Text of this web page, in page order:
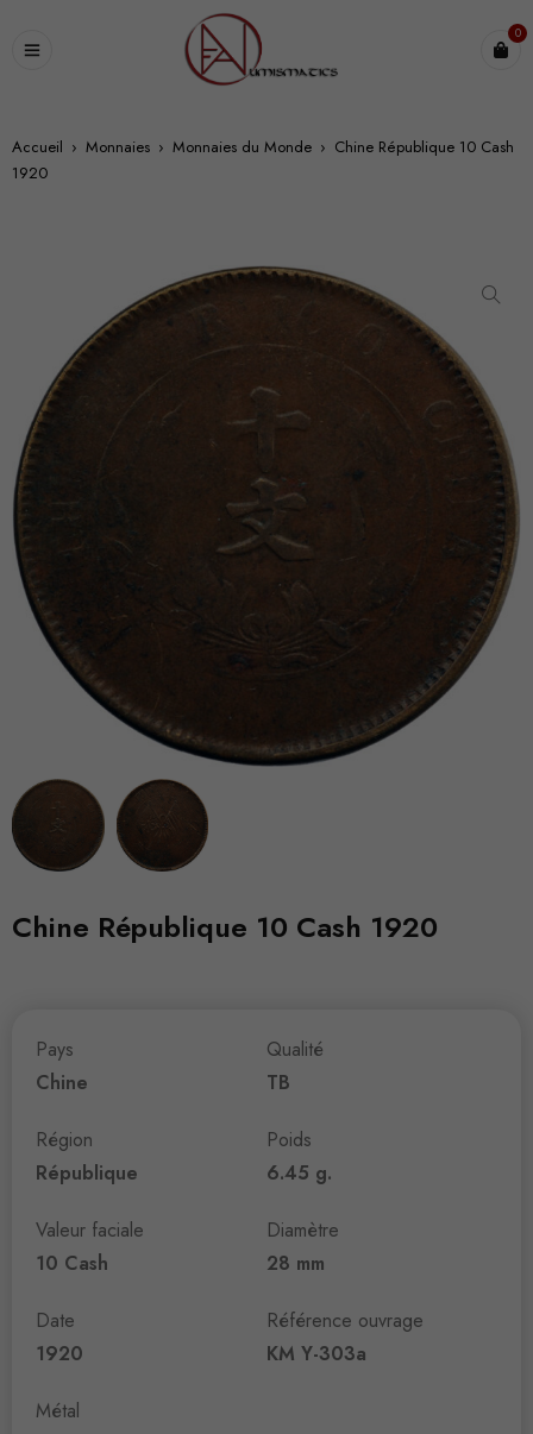
0
Accueil › Monnaies › Monnaies du Monde › Chine République 10 Cash
1920
Chine République 10 Cash 1920
Pays
Chine
Région
République
Valeur faciale
10 Cash
Date
1920
Métal
Qualité
TB
Poids
6.45 g.
Diamètre
28 mm
Référence ouvrage
KM Y-303a